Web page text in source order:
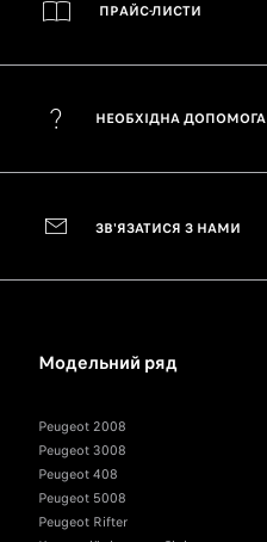
ПРАЙС-ЛИСТИ
НЕОБХІДНА ДОПОМОГА
ЗВ'ЯЗАТИСЯ З НАМИ
Модельний ряд
Peugeot 2008
Peugeot 3008
Peugeot 408
Peugeot 5008
Peugeot Rifter